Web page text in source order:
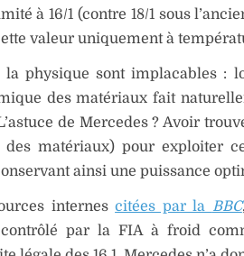
à 16/1 (contre 18/1 sous
valeur uniquement à
physique sont implacables :
des matériaux fait
de Mercedes ? Avoir
des matériaux) pour exploiter
ainsi une puissance
internescitées par la BBC
contrôlé par la FIA à froid